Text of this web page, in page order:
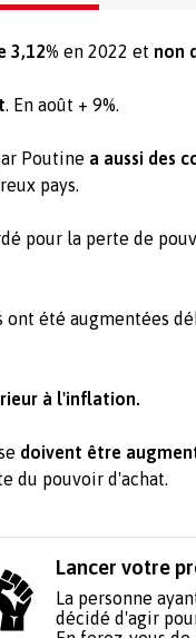
3,12% en 2022 et non
. En août + 9%.
Poutine a aussi des
pays.
pour la perte de
été augmentées
à l'inflation.
doivent être
du pouvoir d'achat.
Lancer votre
La personne
décidé d'agir